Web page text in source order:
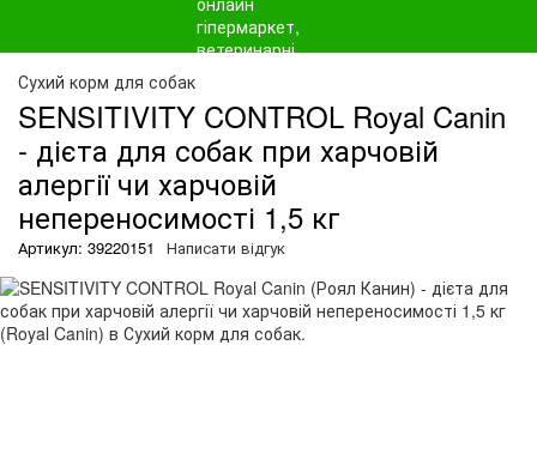
Сухий корм для собак
SENSITIVITY CONTROL Royal Canin
- дієта для собак при харчовій
алергії чи харчовій
непереносимості 1,5 кг
Артикул: 39220151 Написати відгук